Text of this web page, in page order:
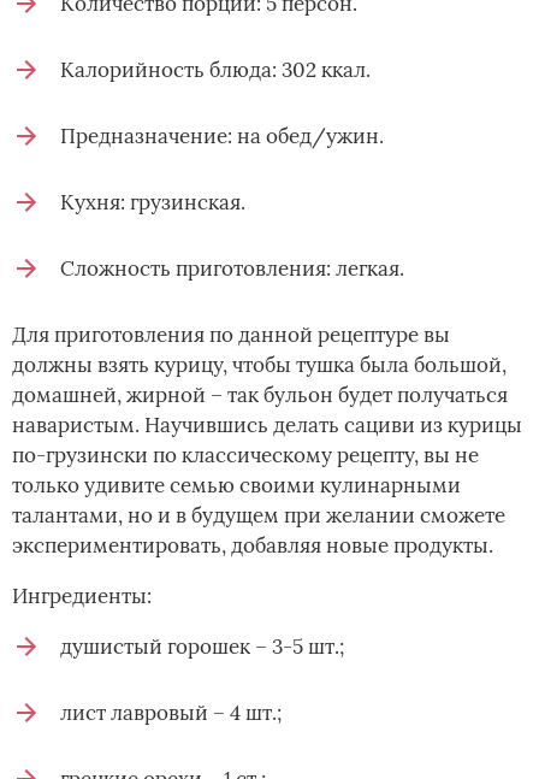
Калорийность блюда: 302 ккал.
Предназначение: на обед/ужин.
Кухня: грузинская.
Сложность приготовления: легкая.
Для приготовления по данной рецептуре вы
должны взять курицу, чтобы тушка была большой,
домашней, жирной – так бульон будет получаться
наваристым. Научившись делать сациви из курицы
по-грузински по классическому рецепту, вы не
только удивите семью своими кулинарными
талантами, но и в будущем при желании сможете
экспериментировать, добавляя новые продукты.
Ингредиенты:
душистый горошек – 3-5 шт.;
лист лавровый – 4 шт.;